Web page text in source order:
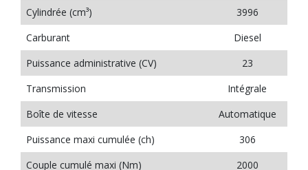
Cylindrée (cm³)
3996
Carburant
Diesel
Puissance administrative (CV)
23
Transmission
Intégrale
Boîte de vitesse
Automatique
Puissance maxi cumulée (ch)
306
Couple cumulé maxi (Nm)
2000